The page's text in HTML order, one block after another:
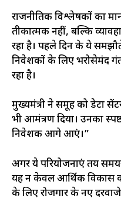
राजनीतिक विश्लेषकों का
प्रतीकात्मक नहीं, बल्कि
रहा है। पहले दिन के ये
निवेशकों के लिए भरोसेमंद
रहा है।
मुख्यमंत्री ने समूह को डेटा
भी आमंत्रण दिया। उनका
निवेशक आगे आएं।”
अगर ये परियोजनाएं तय
यह न केवल आर्थिक विकास
के लिए रोजगार के नए